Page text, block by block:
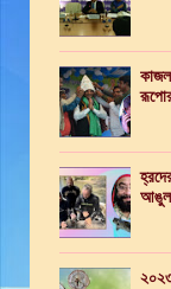
কাজল
আঙুল